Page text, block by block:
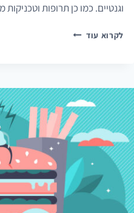
וגנטיים. כמו כן תרופות
לקרוא עודהנטל